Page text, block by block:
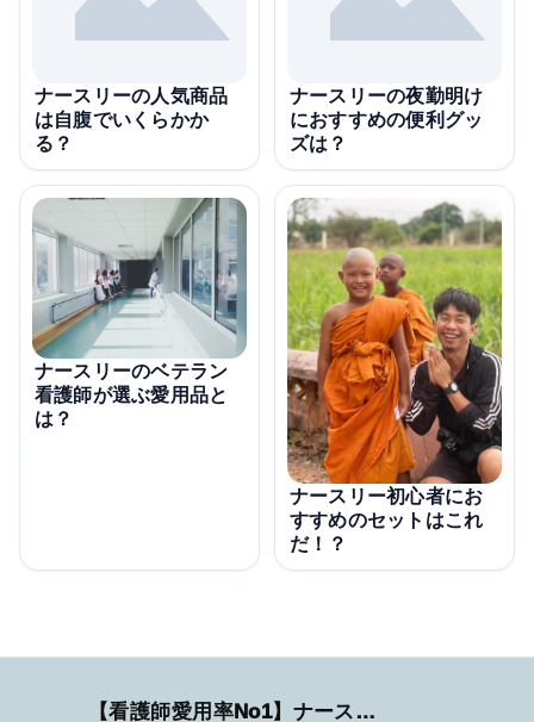
ナースリーの人気商品
は自腹でいくらかか
る？
ナースリーの夜勤明け
におすすめの便利グッ
ズは？
ナースリーのベテラン
看護師が選ぶ愛用品と
は？
ナースリー初心者にお
すすめのセットはこれ
だ！？
【看護師愛用率No1】ナースリーで人気の商品はコレ